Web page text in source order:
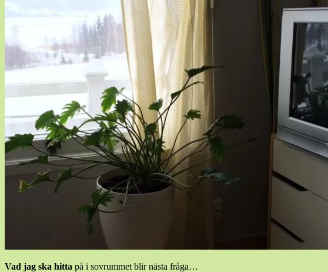
Vad jag ska hitta på i sovrummet blir nästa fråga…